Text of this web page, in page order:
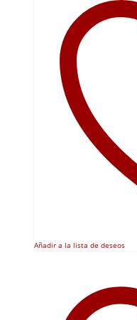
Añadir a la lista de deseos